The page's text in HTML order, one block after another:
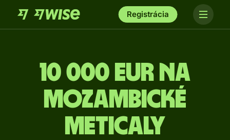
Registrácia
10 000 Eur na
mozambické
meticaly